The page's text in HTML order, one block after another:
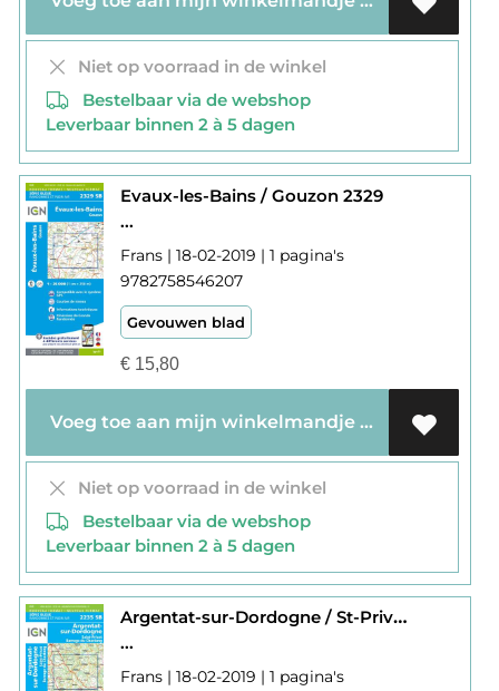
Niet op voorraad in de winkel
Bestelbaar via de webshop
Leverbaar binnen 2 à 5 dagen
Evaux-les-Bains / Gouzon 2329
...
Frans | 18-02-2019 | 1 pagina's
9782758546207
Gevouwen blad
€15,80
Voeg toe aan mijn winkelmandje
Niet op voorraad in de winkel
Bestelbaar via de webshop
Leverbaar binnen 2 à 5 dagen
Argentat-sur-Dordogne / St-Privat / Barrage du Chastang 2235
...
Frans | 18-02-2019 | 1 pagina's